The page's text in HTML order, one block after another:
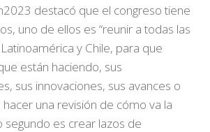
destacó que el congreso tiene
uno de ellos es “reunir a todas las
y Chile, para que
están haciendo, sus
sus innovaciones, sus avances o
una revisión de cómo va la
segundo es crear lazos de